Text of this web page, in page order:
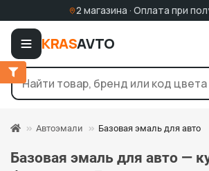
2 магазина · Оплата при
KRASAVTO
Автоэмали Базовая эмаль для авто
Базовая эмаль для авто —